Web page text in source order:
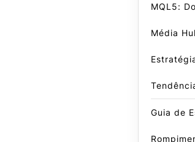
MQL5:
Média
Guia de